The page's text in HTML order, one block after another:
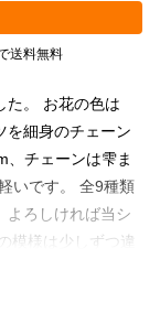
送料無料
た。 お花の色は
を細身のチェーン
、チェーンは雫ま
いです。 全9種類
よろしければ当シ
模様は少しずつ違
しの違いですが、